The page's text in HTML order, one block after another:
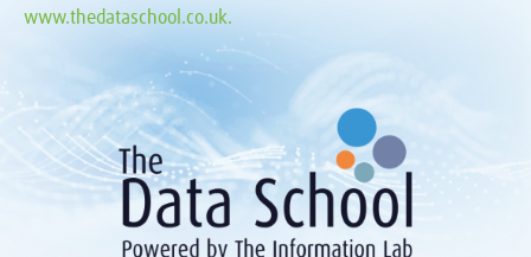
www.thedataschool.co.uk.